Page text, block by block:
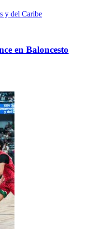
y del Caribe
en Baloncesto